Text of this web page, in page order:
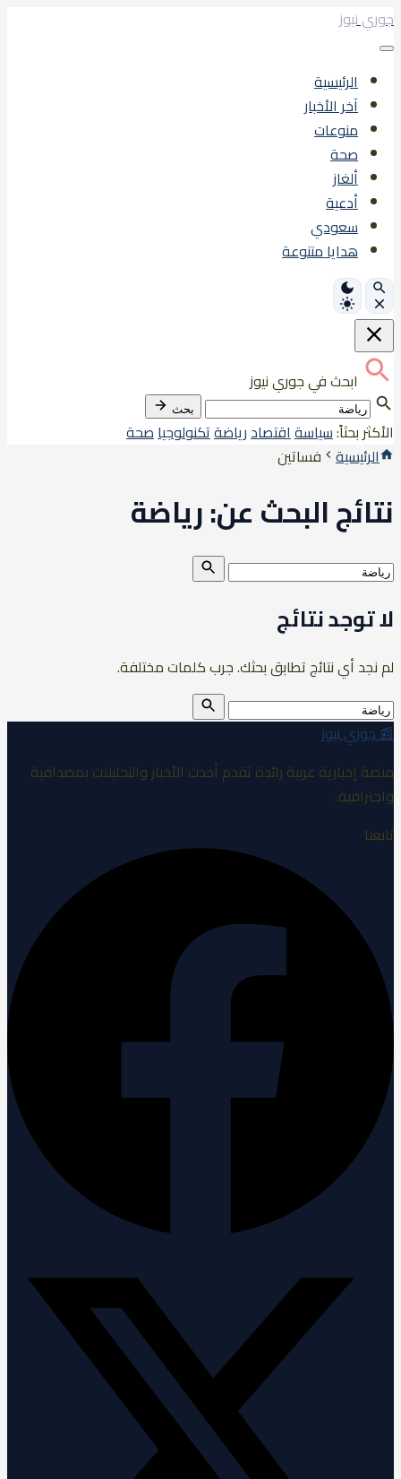
تخطى
إلى
جوري نيوز
الرئيسية
آخر الأخبار
منوعات
صحة
ألغاز
أدعية
سعودي
هدايا متنوعة
ابحث في جوري نيوز
بحث
الأكثر بحثاً:سياسةاقتصادرياضةتكنولوجياصحة
الرئيسية فساتين
نتائج البحث عن:رياضة
بحث
عن:
بحث
لا توجد نتائج
لم نجد أي نتائج تطابق بحثك. جرب كلمات مختلفة.
بحث
عن:
بحث 📰جوري نيوز
منصة إخبارية عربية رائدة تقدم أحدث الأخبار والتحليلات بمصداقية
واحترافية.
تابعنا